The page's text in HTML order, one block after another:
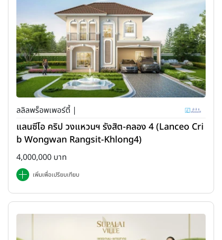
ลลิลพร็อพเพอร์ตี้ |
แลนซีโอ คริป วงแหวนฯ รังสิต-คลอง 4 (Lanceo Cri
b Wongwan Rangsit-Khlong4)
4,000,000 บาท
เพิ่มเพื่อเปรียบเทียบ